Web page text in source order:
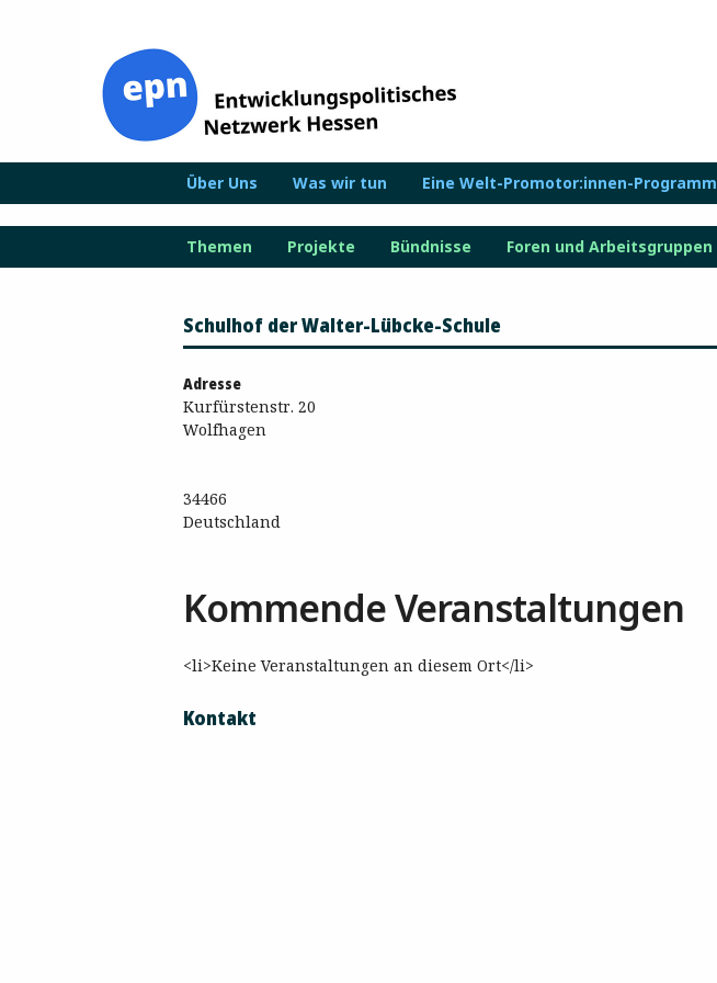
Über Uns Was wir tun Eine Welt-Promotor:innen-Programm
Themen Projekte Bündnisse Foren und Arbeitsgruppen
Schulhof der Walter-Lübcke-Schule
Adresse
Kurfürstenstr. 20
Wolfhagen
34466
Deutschland
Kommende Veranstaltungen
<li>Keine Veranstaltungen an diesem Ort</li>
Kontakt